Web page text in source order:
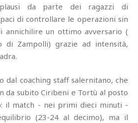
da parte dei ragazzi di
di controllare le operazioni sin
annichilire un ottimo avversario (
di Zampolli) grazie ad intensità,
dal coaching staff salernitano, che
da subito Ciribeni e Tortù al posto
il match - nei primi dieci minuti -
(23-24 al decimo), ma il